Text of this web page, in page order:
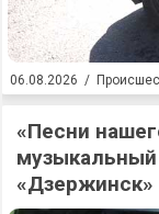
06.08.2026 /
«Песни
музыкальный
«Дзержинск»